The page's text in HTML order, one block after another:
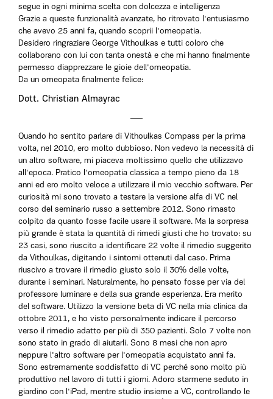
segue in ogni minima scelta con dolcezza e intelligenza
Grazie a queste funzionalità avanzate, ho ritrovato l'entusiasmo
che avevo 25 anni fa, quando scoprii l'omeopatia.
Desidero ringraziare George Vithoulkas e tutti coloro che
collaborano con lui con tanta onestà e che mi hanno finalmente
permesso diapprezzare le gioie dell'omeopatia.
Da un omeopata finalmente felice:
Dott. Christian Almayrac
Quando ho sentito parlare di Vithoulkas Compass per la prima
volta, nel 2010, ero molto dubbioso. Non vedevo la necessità di
un altro software, mi piaceva moltissimo quello che utilizzavo
all'epoca. Pratico l'omeopatia classica a tempo pieno da 18
anni ed ero molto veloce a utilizzare il mio vecchio software. Per
curiosità mi sono trovato a testare la versione alfa di VC nel
corso del seminario russo a settembre 2012. Sono rimasto
colpito da quanto fosse facile usare il software. Ma la sorpresa
più grande è stata la quantità di rimedi giusti che ho trovato: su
23 casi, sono riuscito a identificare 22 volte il rimedio suggerito
da Vithoulkas, digitando i sintomi ottenuti dal caso. Prima
riuscivo a trovare il rimedio giusto solo il 30% delle volte,
durante i seminari. Naturalmente, ho pensato fosse per via del
professore luminare e della sua grande esperienza. Era merito
del software. Utilizzo la versione beta di VC nella mia clinica da
ottobre 2011, e ho visto personalmente indicare il percorso
verso il rimedio adatto per più di 350 pazienti. Solo 7 volte non
sono stato in grado di aiutarli. Sono 8 mesi che non apro
neppure l'altro software per l'omeopatia acquistato anni fa.
Sono estremamente soddisfatto di VC perché sono molto più
produttivo nel lavoro di tutti i giorni. Adoro starmene seduto in
giardino con l'iPad, mentre studio insieme a VC, controllando le